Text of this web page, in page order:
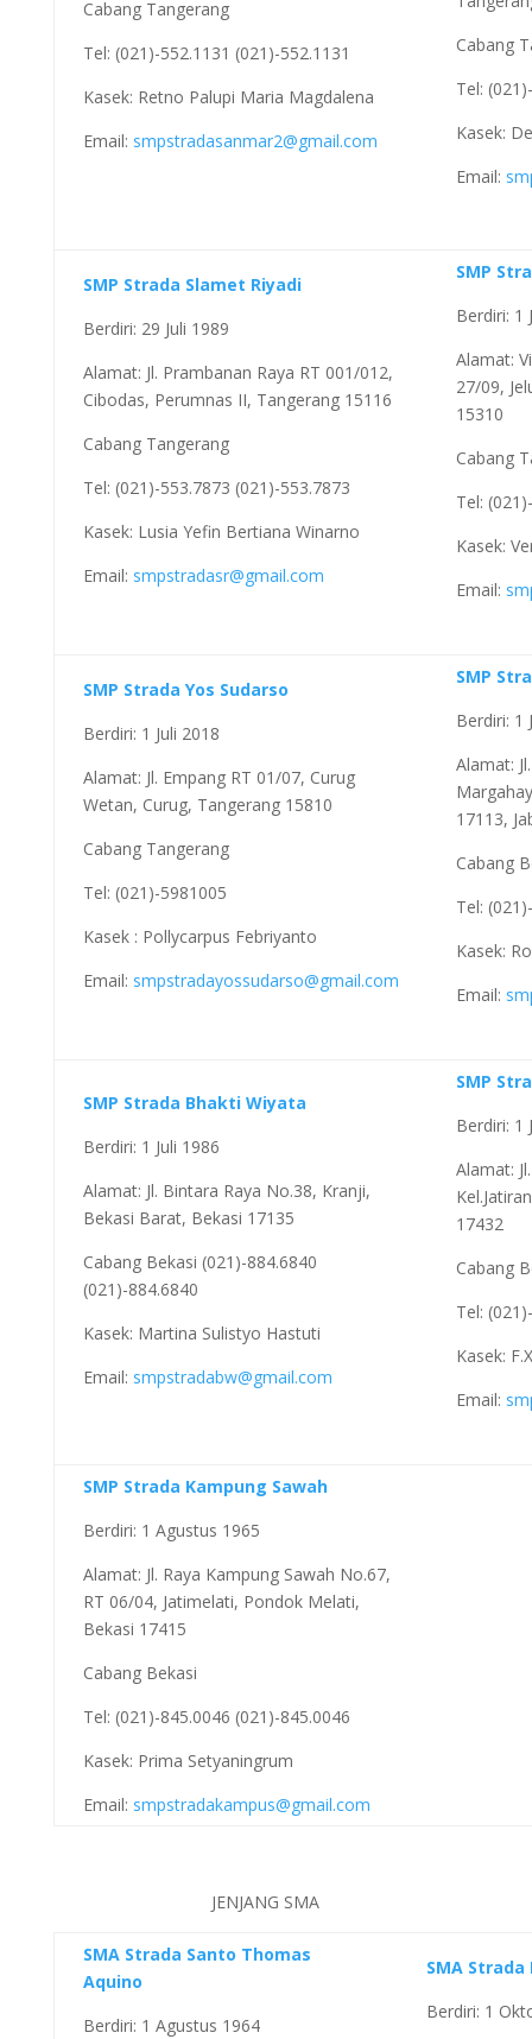
Cabang Tangerang
Tel: (021)-552.1131 (021)-552.1131
Kasek: Retno Palupi Maria Magdalena
Email: smpstradasanmar2@gmail.com
Cabang
Tel:
Kasek:
Email:
SMP Strada Slamet Riyadi
Berdiri: 29 Juli 1989
Alamat: Jl. Prambanan Raya RT 001/012,
Cibodas, Perumnas II, Tangerang 15116
Cabang Tangerang
Tel: (021)-553.7873 (021)-553.7873
Kasek: Lusia Yefin Bertiana Winarno
Email: smpstradasr@gmail.com
SMP
Berdiri: 1
Alamat:
27/09,
15310
Cabang
Tel:
Kasek:
Email:
SMP Strada Yos Sudarso
Berdiri: 1 Juli 2018
Alamat: Jl. Empang RT 01/07, Curug
Wetan, Curug, Tangerang 15810
Cabang Tangerang
Tel: (021)-5981005
Kasek : Pollycarpus Febriyanto
Email: smpstradayossudarso@gmail.com
SMP
Berdiri: 1
Alamat:
17113,
Cabang
Tel:
Kasek:
Email:
SMP Strada Bhakti Wiyata
Berdiri: 1 Juli 1986
Alamat: Jl. Bintara Raya No.38, Kranji,
Bekasi Barat, Bekasi 17135
Cabang Bekasi (021)-884.6840
(021)-884.6840
Kasek: Martina Sulistyo Hastuti
Email: smpstradabw@gmail.com
SMP
Berdiri: 1
Alamat:
17432
Cabang
Tel:
Kasek:
Email:
SMP Strada Kampung Sawah
Berdiri: 1 Agustus 1965
Alamat: Jl. Raya Kampung Sawah No.67,
RT 06/04, Jatimelati, Pondok Melati,
Bekasi 17415
Cabang Bekasi
Tel: (021)-845.0046 (021)-845.0046
Kasek: Prima Setyaningrum
Email: smpstradakampus@gmail.com
JENJANG SMA
SMA Strada Santo Thomas
Aquino
Berdiri: 1 Agustus 1964
SMA
Berdiri: 1